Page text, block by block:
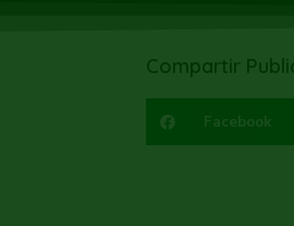
Compartir
Facebook